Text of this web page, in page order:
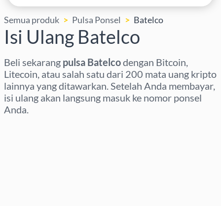
Semua produk Pulsa Ponsel Batelco
Isi Ulang Batelco
Beli sekarang pulsa Batelcodengan Bitcoin,
Litecoin, atau salah satu dari 200 mata uang kripto
lainnya yang ditawarkan. Setelah Anda membayar,
isi ulang akan langsung masuk ke nomor ponsel
Anda.